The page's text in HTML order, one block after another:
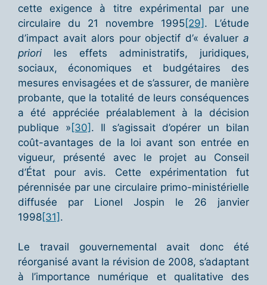
cette exigence à titre expérimental par une
circulaire du 21 novembre 1995[29] . L’étude
d’impact avait alors pour objectif d’« évaluer a
priori les effets administratifs, juridiques,
sociaux, économiques et budgétaires des
mesures envisagées et de s’assurer, de manière
probante, que la totalité de leurs conséquences
a été appréciée préalablement à la décision
publique » [30] . Il s’agissait d’opérer un bilan
coût-avantages de la loi avant son entrée en
vigueur, présenté avec le projet au Conseil
d’État pour avis. Cette expérimentation fut
pérennisée par une circulaire primo-ministérielle
diffusée par Lionel Jospin le 26 janvier
1998[31] .
Le travail gouvernemental avait donc été
réorganisé avant la révision de 2008, s’adaptant
à l’importance numérique et qualitative des